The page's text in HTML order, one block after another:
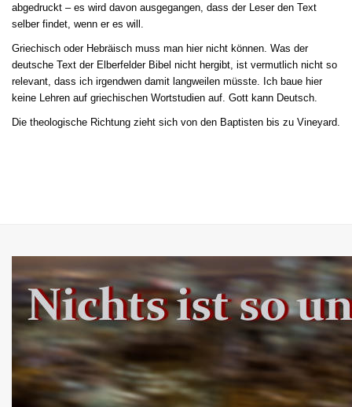
abgedruckt – es wird davon ausgegangen, dass der Leser den Text
selber findet, wenn er es will.
Griechisch oder Hebräisch muss man hier nicht können. Was der
deutsche Text der Elberfelder Bibel nicht hergibt, ist vermutlich nicht so
relevant, dass ich irgendwen damit langweilen müsste. Ich baue hier
keine Lehren auf griechischen Wortstudien auf. Gott kann Deutsch.
Die theologische Richtung zieht sich von den Baptisten bis zu Vineyard.